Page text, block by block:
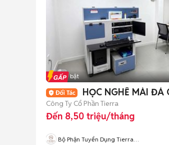
Tin nổi bật
HỌC NGHỀ MÀI ĐÁ
Công Ty Cổ Phần Tierra
Đến 8,50 triệu/tháng
Bộ Phận Tuyển Dụng Tierra